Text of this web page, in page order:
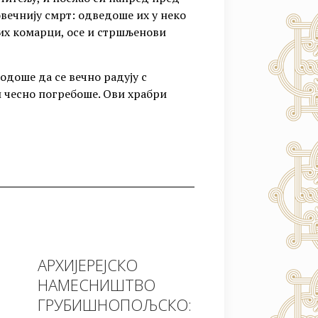
смрт: одведоше их у неко
комарци, осе и стршљенови
да се вечно радују с
чесно погребоше. Ови храбри
АРХИЈЕРЕЈСКО
НАМЕСНИШТВО
ГРУБИШНОПОЉСКО: